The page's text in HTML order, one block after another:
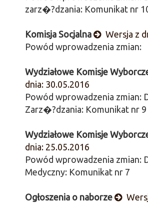
zarz�?dzania: Komunikat nr
Komisja Socjalna
Wersja z
Powód wprowadzenia zmian:
Wydziałowe Komisje
dnia: 30.05.2016
Powód wprowadzenia zmian:
Zarz�?dzania: Komunikat nr 9
Wydziałowe Komisje
dnia: 25.05.2016
Powód wprowadzenia zmian:
Medyczny: Komunikat nr 7
Ogłoszenia o naborze